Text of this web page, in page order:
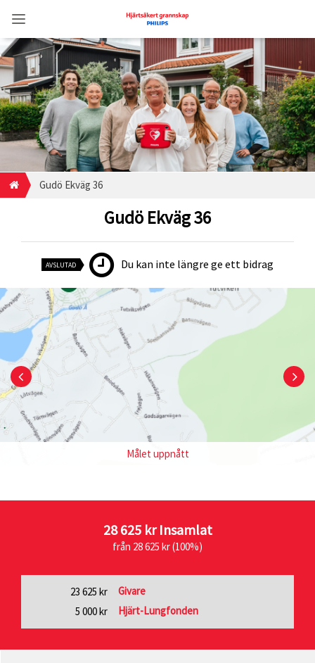
Gudö Ekväg 36
Gudö Ekväg 36
AVSLUTAD Du kan inte längre ge ett bidrag
Målet uppnått
28 625 krInsamlat
från 28 625 kr (100%)
23 625 kr
Givare
5 000 kr
Hjärt-Lungfonden